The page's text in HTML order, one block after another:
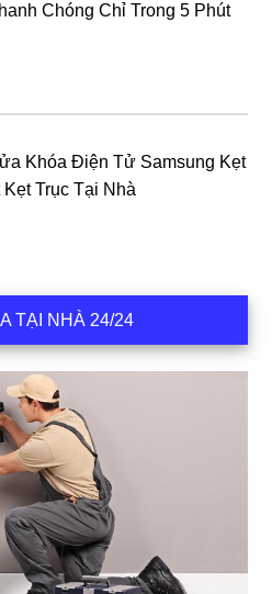
Chóng Chỉ Trong 5 Phút
Khóa Điện Tử Samsung Kẹt
Kẹt Trục Tại Nhà
TẠI NHÀ 24/24